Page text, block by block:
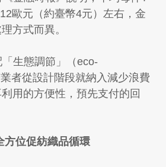
歐元（約臺幣4元）左右，金
方式而異。
生態調節」（eco-
者從設計階段就納入減少浪費
用的方便性，預先支付的回
方位促紡織品循環